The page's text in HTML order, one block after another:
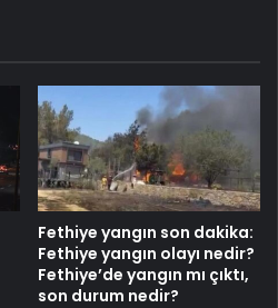
Fethiye yangın son dakika:
Fethiye yangın olayı nedir?
Fethiye’de yangın mı çıktı,
son durum nedir?